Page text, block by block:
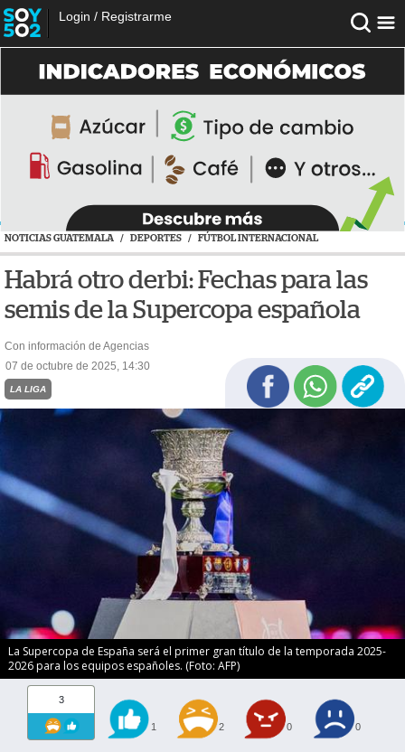
Login / Registrarme
NOTICIAS GUATEMALA / DEPORTES / FÚTBOL INTERNACIONAL
Habrá otro derbi: Fechas para las
semis de la Supercopa española
Con información de Agencias
07 de octubre de 2025, 14:30
LA LIGA
La Supercopa de España será el primer gran título de la temporada 2025-
2026 para los equipos españoles. (Foto: AFP)
3
1 2 0 0